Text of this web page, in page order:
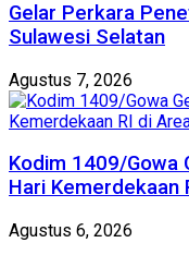
Gelar Perkara
Sulawesi Selatan
Agustus 7, 2026
Kodim 1409/Gowa
Hari Kemerdekaan
Agustus 6, 2026